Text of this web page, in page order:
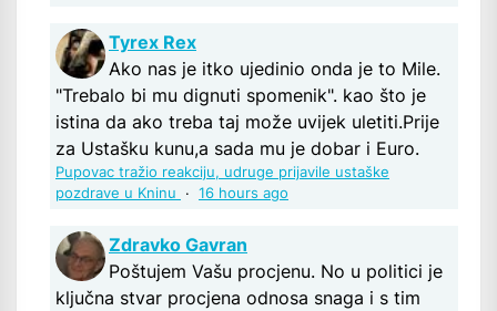
Tyrex Rex
Ako nas je itko ujedinio onda je to Mile.
"Trebalo bi mu dignuti spomenik". kao što je
istina da ako treba taj može uvijek uletiti.Prije
za Ustašku kunu,a sada mu je dobar i Euro.
Pupovac tražio reakciju, udruge prijavile ustaške
pozdrave u Kninu
· 16 hours ago
Zdravko Gavran
Poštujem Vašu procjenu. No u politici je
ključna stvar procjena odnosa snaga i s tim